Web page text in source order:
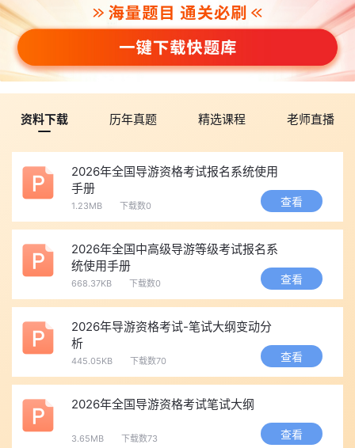
资料下载 历年真题 精选课程 老师直播
2026年全国导游资格考试报名系统使用
手册
1.23MB 下载数0 查看
2026年全国中高级导游等级考试报名系
统使用手册
668.37KB 下载数0 查看
2026年导游资格考试-笔试大纲变动分
析
445.05KB 下载数70 查看
2026年全国导游资格考试笔试大纲
3.65MB 下载数73 查看